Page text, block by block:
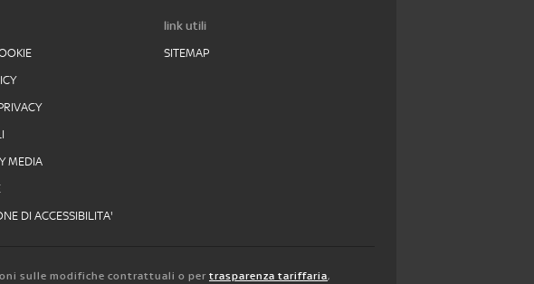
MEDIA
DI ACCESSIBILITA'
link utili
SITEMAP
sulle modifiche contrattuali o per trasparenza tariffaria,